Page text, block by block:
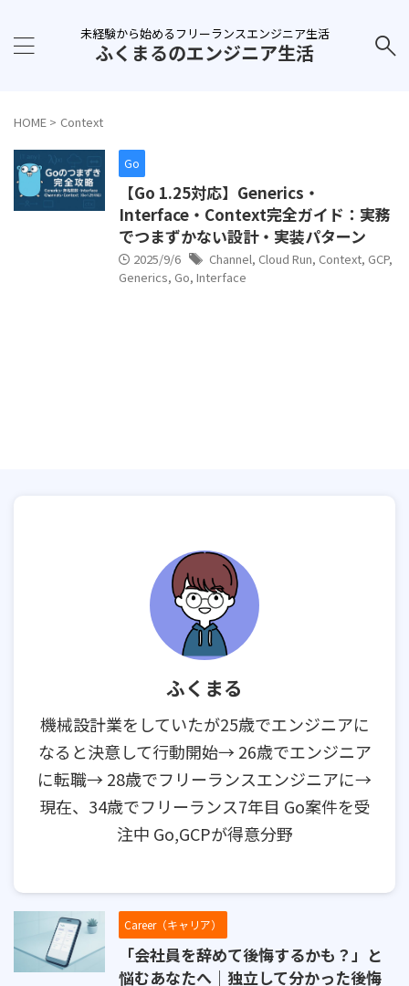
未経験から始めるフリーランスエンジニア生活
ふくまるのエンジニア生活
HOME > Context
Go
【Go 1.25対応】Generics・
Interface・Context完全ガイド：実務
でつまずかない設計・実装パターン
2025/9/6 Channel, Cloud Run, Context, GCP,
Generics, Go, Interface
ふくまる
機械設計業をしていたが25歳でエンジニアに
なると決意して行動開始→ 26歳でエンジニア
に転職→ 28歳でフリーランスエンジニアに→
現在、34歳でフリーランス7年目 Go案件を受
注中 Go,GCPが得意分野
Career（キャリア）
「会社員を辞めて後悔するかも？」と
悩むあなたへ｜独立して分かった後悔